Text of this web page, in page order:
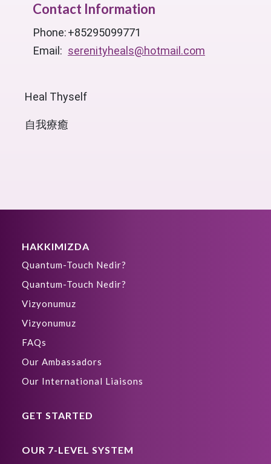
Contact Information
Phone:+85295099771
Email: serenityheals@hotmail.com
Heal Thyself
自我療癒
HAKKIMIZDA
Quantum-Touch Nedir?
Quantum-Touch Nedir?
Vizyonumuz
Vizyonumuz
FAQs
Our Ambassadors
Our International Liaisons
GET STARTED
OUR 7-LEVEL SYSTEM